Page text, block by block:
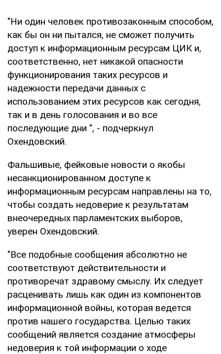
"Ни один человек противозаконным способом,
как бы он ни пытался, не сможет получить
доступ к информационным ресурсам ЦИК и,
соответственно, нет никакой опасности
функционирования таких ресурсов и
надежности передачи данных с
использованием этих ресурсов как сегодня,
так и в день голосования и во все
последующие дни ", - подчеркнул
Охендовский.
Фальшивые, фейковые новости о якобы
несанкционированном доступе к
информационным ресурсам направлены на то,
чтобы создать недоверие к результатам
внеочередных парламентских выборов,
уверен Охендовский.
"Все подобные сообщения абсолютно не
соответствуют действительности и
противоречат здравому смыслу. Их следует
расценивать лишь как один из компонентов
информационной войны, которая ведется
против нашего государства. Целью таких
сообщений является создание атмосферы
недоверия к той информации о ходе